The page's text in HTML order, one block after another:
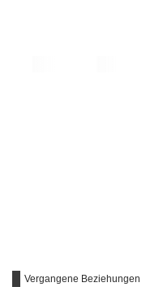
Vergangene Beziehungen